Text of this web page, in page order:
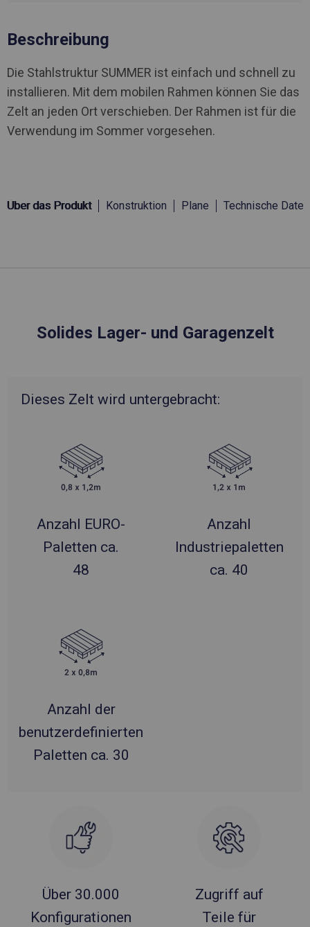
Beschreibung
Die Stahlstruktur SUMMER ist einfach und schnell zu
installieren. Mit dem mobilen Rahmen können Sie das
Zelt an jeden Ort verschieben. Der Rahmen ist für die
Verwendung im Sommer vorgesehen.
Über das Produkt Konstruktion Plane Technische Daten
Solides Lager- und Garagenzelt
Dieses Zelt wird untergebracht:
Anzahl EURO-
Paletten ca.
48
Anzahl
Industriepaletten
ca. 40
Anzahl der
benutzerdefinierten
Paletten ca. 30
Über 30.000
Konfigurationen
Zugriff auf
Teile für